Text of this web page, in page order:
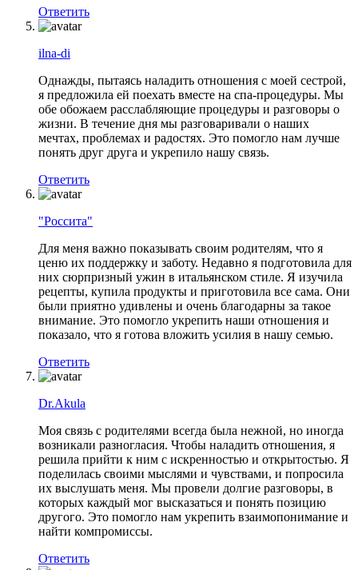
Ответить
ilna-di
Однажды, пытаясь наладить отношения с моей сестрой,
я предложила ей поехать вместе на спа-процедуры. Мы
обе обожаем расслабляющие процедуры и разговоры о
жизни. В течение дня мы разговаривали о наших
мечтах, проблемах и радостях. Это помогло нам лучше
понять друг друга и укрепило нашу связь.
Ответить
"Россита"
Для меня важно показывать своим родителям, что я
ценю их поддержку и заботу. Недавно я подготовила для
них сюрпризный ужин в итальянском стиле. Я изучила
рецепты, купила продукты и приготовила все сама. Они
были приятно удивлены и очень благодарны за такое
внимание. Это помогло укрепить наши отношения и
показало, что я готова вложить усилия в нашу семью.
Ответить
Dr.Akula
Моя связь с родителями всегда была нежной, но иногда
возникали разногласия. Чтобы наладить отношения, я
решила прийти к ним с искренностью и открытостью. Я
поделилась своими мыслями и чувствами, и попросила
их выслушать меня. Мы провели долгие разговоры, в
которых каждый мог высказаться и понять позицию
другого. Это помогло нам укрепить взаимопонимание и
найти компромиссы.
Ответить